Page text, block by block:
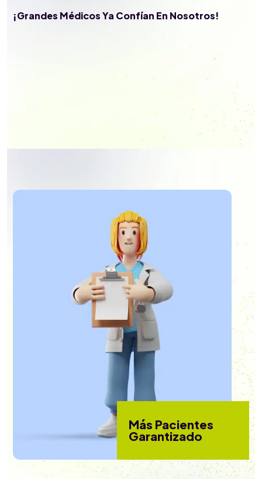
¡Grandes Médicos Ya Confían En Nosotros!
Más Pacientes
Garantizado